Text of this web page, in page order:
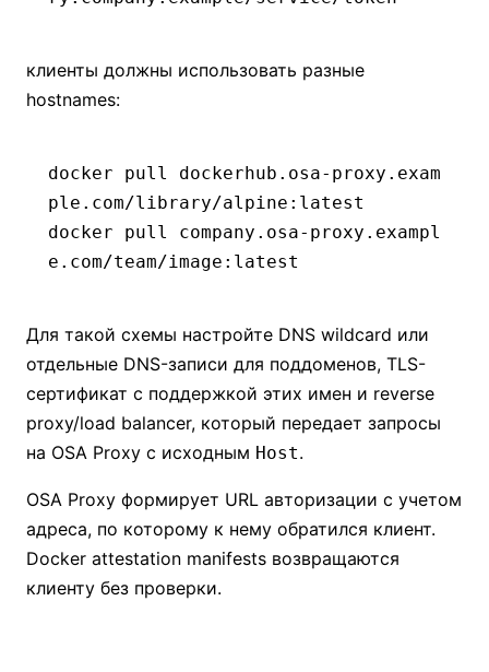
клиенты должны использовать разные
hostnames:
docker pull
dockerhub.osa-proxy.exam
ple.com/library/alpine:latest
docker pull
company.osa-proxy.exampl
e.com/team/image:latest
Для такой схемы настройте DNS wildcard или
отдельные DNS-записи для поддоменов, TLS-
сертификат с поддержкой этих имен и reverse
proxy/load balancer, который передает запросы
на OSA Proxy с исходным Host.
OSA Proxy формирует URL авторизации с учетом
адреса, по которому к нему обратился клиент.
Docker attestation manifests возвращаются
клиенту без проверки.